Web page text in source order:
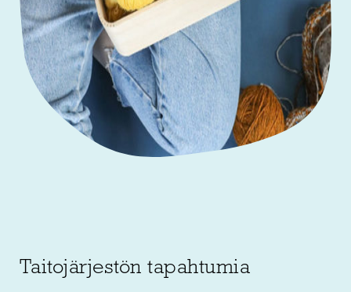
Taitojärjestön tapahtumia